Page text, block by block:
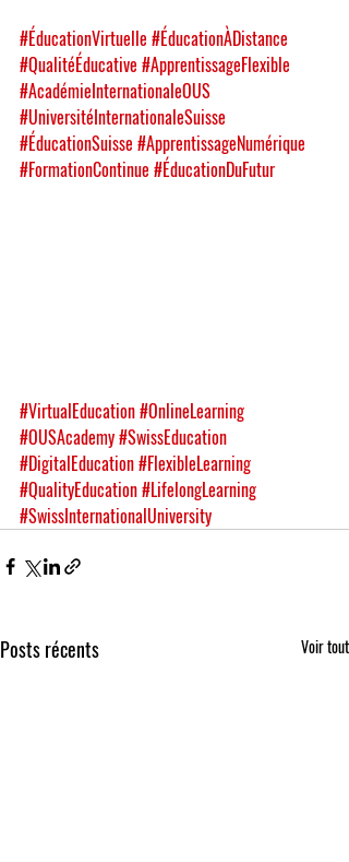
#ÉducationVirtuelle #ÉducationÀDistance
#QualitéÉducative #ApprentissageFlexible
#AcadémieInternationaleOUS
#UniversitéInternationaleSuisse
#ÉducationSuisse #ApprentissageNumérique
#FormationContinue #ÉducationDuFutur
#VirtualEducation#OnlineLearning
#OUSAcademy#SwissEducation
#DigitalEducation#FlexibleLearning
#QualityEducation#LifelongLearning
#SwissInternationalUniversity
Posts récents Voir tout